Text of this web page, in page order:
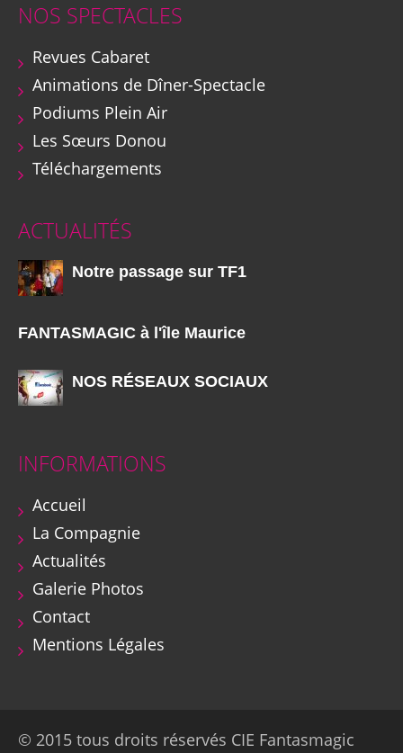
NOS SPECTACLES
Revues Cabaret
Animations de Dîner-Spectacle
Podiums Plein Air
Les Sœurs Donou
Téléchargements
ACTUALITÉS
Notre passage sur TF1
FANTASMAGIC à l'île Maurice
NOS RÉSEAUX SOCIAUX
INFORMATIONS
Accueil
La Compagnie
Actualités
Galerie Photos
Contact
Mentions Légales
© 2015 tous droits réservés CIE Fantasmagic